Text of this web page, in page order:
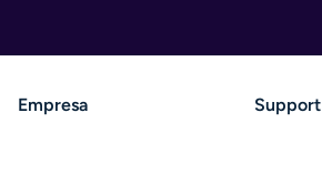
Empresa Support